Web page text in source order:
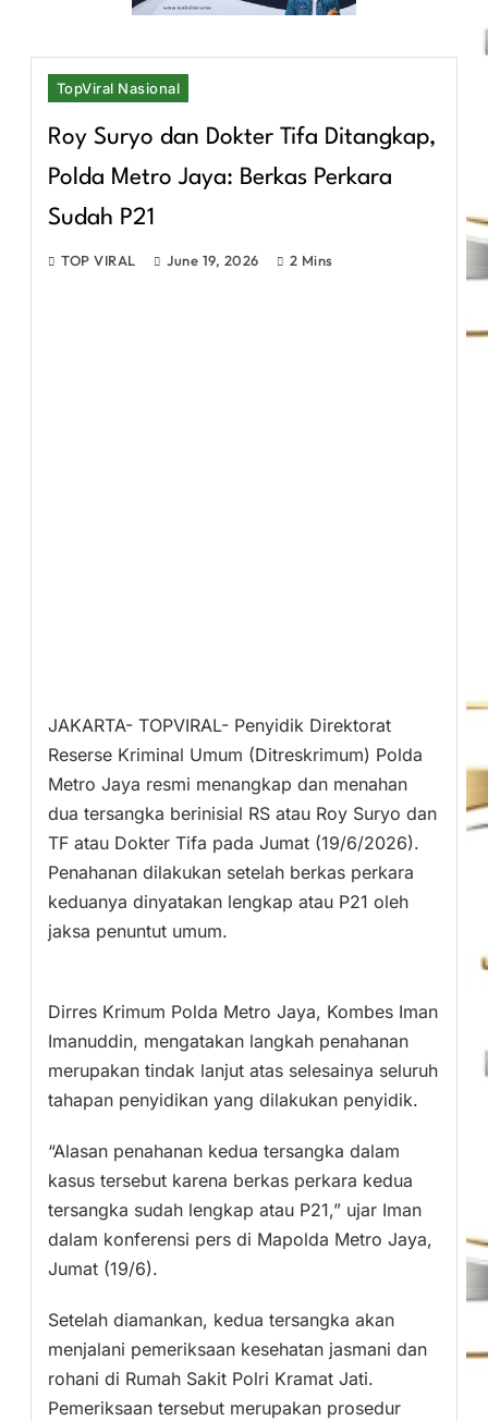
TopViral Nasional
Roy Suryo dan Dokter Tifa Ditangkap,
Polda Metro Jaya: Berkas Perkara
Sudah P21
TOP VIRAL June 19, 2026 2 Mins
JAKARTA- TOPVIRAL- Penyidik Direktorat
Reserse Kriminal Umum (Ditreskrimum) Polda
Metro Jaya resmi menangkap dan menahan
dua tersangka berinisial RS atau Roy Suryo dan
TF atau Dokter Tifa pada Jumat (19/6/2026).
Penahanan dilakukan setelah berkas perkara
keduanya dinyatakan lengkap atau P21 oleh
jaksa penuntut umum.
Dirres Krimum Polda Metro Jaya, Kombes Iman
Imanuddin, mengatakan langkah penahanan
merupakan tindak lanjut atas selesainya seluruh
tahapan penyidikan yang dilakukan penyidik.
“Alasan penahanan kedua tersangka dalam
kasus tersebut karena berkas perkara kedua
tersangka sudah lengkap atau P21,” ujar Iman
dalam konferensi pers di Mapolda Metro Jaya,
Jumat (19/6).
Setelah diamankan, kedua tersangka akan
menjalani pemeriksaan kesehatan jasmani dan
rohani di Rumah Sakit Polri Kramat Jati.
Pemeriksaan tersebut merupakan prosedur